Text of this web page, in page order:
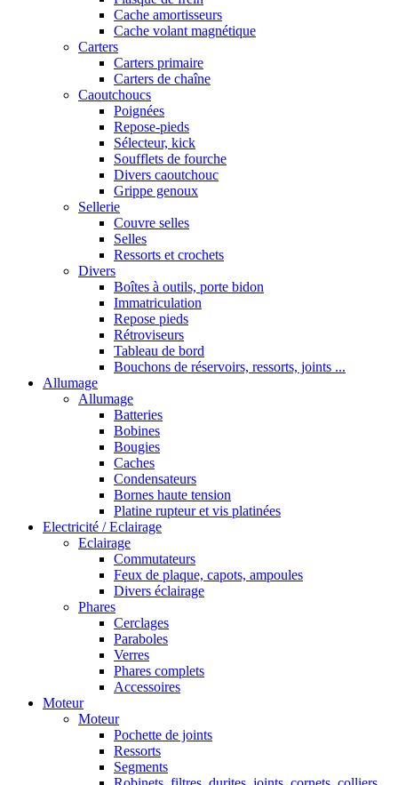
Cache amortisseurs
Cache volant magnétique
Carters
Carters primaire
Carters de chaîne
Caoutchoucs
Poignées
Repose-pieds
Sélecteur, kick
Soufflets de fourche
Divers caoutchouc
Grippe genoux
Sellerie
Couvre selles
Selles
Ressorts et crochets
Divers
Boîtes à outils, porte bidon
Immatriculation
Repose pieds
Rétroviseurs
Tableau de bord
Bouchons de réservoirs, ressorts, joints ...
Allumage
Allumage
Batteries
Bobines
Bougies
Caches
Condensateurs
Bornes haute tension
Platine rupteur et vis platinées
Electricité / Eclairage
Eclairage
Commutateurs
Feux de plaque, capots, ampoules
Divers éclairage
Phares
Cerclages
Paraboles
Verres
Phares complets
Accessoires
Moteur
Moteur
Pochette de joints
Ressorts
Segments